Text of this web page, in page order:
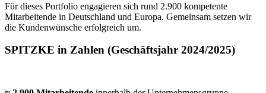
Für dieses Portfolio engagieren sich rund 2.900 kompetente
Mitarbeitende in Deutschland und Europa. Gemeinsam setzen wir
die Kundenwünsche erfolgreich um.
SPITZKE in Zahlen (Geschäftsjahr 2024/2025)